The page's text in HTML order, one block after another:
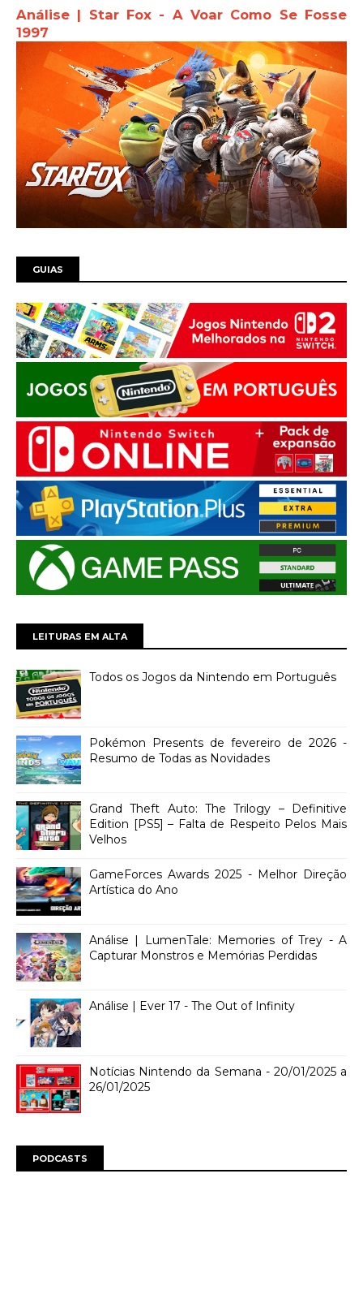
Análise | Star Fox - A Voar Como Se Fosse
1997
GUIAS
LEITURAS EM ALTA
Todos os Jogos da Nintendo em Português
Pokémon Presents de fevereiro de 2026 -
Resumo de Todas as Novidades
Grand Theft Auto: The Trilogy – Definitive
Edition [PS5] – Falta de Respeito Pelos Mais
Velhos
GameForces Awards 2025 - Melhor Direção
Artística do Ano
Análise | LumenTale: Memories of Trey - A
Capturar Monstros e Memórias Perdidas
Análise | Ever 17 - The Out of Infinity
Notícias Nintendo da Semana - 20/01/2025 a
26/01/2025
PODCASTS